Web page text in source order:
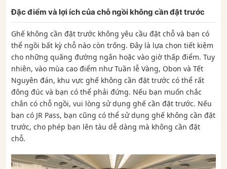
Đặc điểm và lợi ích của chỗ ngồi không cần đặt trước
Ghế không cần đặt trước không yêu cầu đặt chỗ và bạn có
thể ngồi bất kỳ chỗ nào còn trống. Đây là lựa chọn tiết kiệm
cho những quãng đường ngắn hoặc vào giờ thấp điểm. Tuy
nhiên, vào mùa cao điểm như Tuần lễ Vàng, Obon và Tết
Nguyên đán, khu vực ghế không cần đặt trước có thể rất
đông đúc và bạn có thể phải đứng. Nếu bạn muốn chắc
chắn có chỗ ngồi, vui lòng sử dụng ghế cần đặt trước. Nếu
bạn có JR Pass, bạn cũng có thể sử dụng ghế không cần đặt
trước, cho phép bạn lên tàu dễ dàng mà không cần đặt
chỗ.